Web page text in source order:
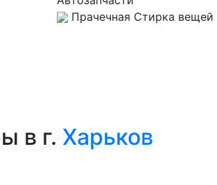
Прачечная Стирка вещей
в г. Харьков